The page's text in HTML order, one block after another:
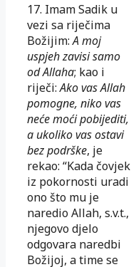
17. Imam Sadik u
vezi sa riječima
Božijim:A moj
uspjeh zavisi samo
od Allaha; kao i
riječi:Ako vas Allah
pomogne, niko vas
neće moći pobijediti,
a ukoliko vas ostavi
bez podrške, je
rekao: “Kada čovjek
iz pokornosti uradi
ono što mu je
naredio Allah, s.v.t.,
njegovo djelo
odgovara naredbi
Božijoj, a time se